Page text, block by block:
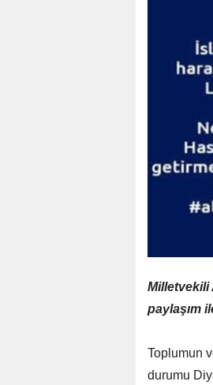
Milletvekili
paylaşım
Toplumun
durumu